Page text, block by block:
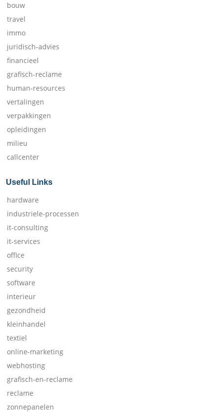
bouw
travel
immo
juridisch-advies
financieel
grafisch-reclame
human-resources
vertalingen
verpakkingen
opleidingen
milieu
callcenter
Useful Links
hardware
industriele-processen
it-consulting
it-services
office
security
software
interieur
gezondheid
kleinhandel
textiel
online-marketing
webhosting
grafisch-en-reclame
reclame
zonnepanelen